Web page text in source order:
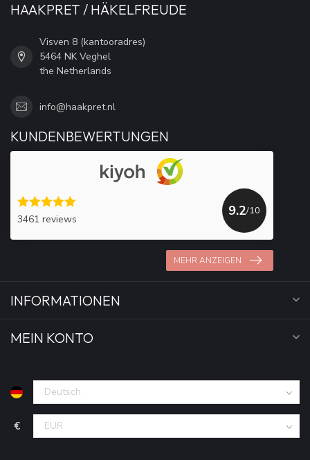
HAAKPRET / HÄKELFREUDE
Visven 8 (kantooradres)
5464 NK Veghel
the Netherlands
info@haakpret.nl
KUNDENBEWERTUNGEN
3461 reviews
9.2/10
MEHR ANZEIGEN
INFORMATIONEN
MEIN KONTO
€